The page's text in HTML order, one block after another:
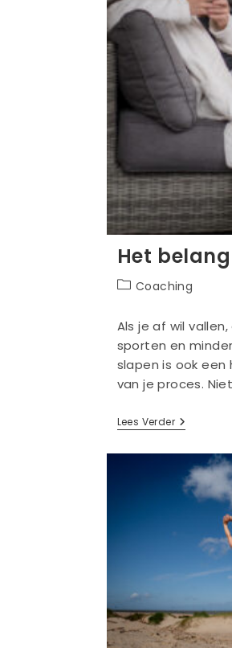
Het
Berichtcategorie:
Coaching
Als je af wil
sporten en
slapen is ook een
van je proces.
Lees VerderHet
Belang